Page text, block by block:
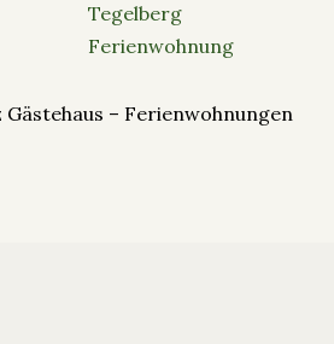
Tegelberg
Ferienwohnung
– Ferienwohnungen